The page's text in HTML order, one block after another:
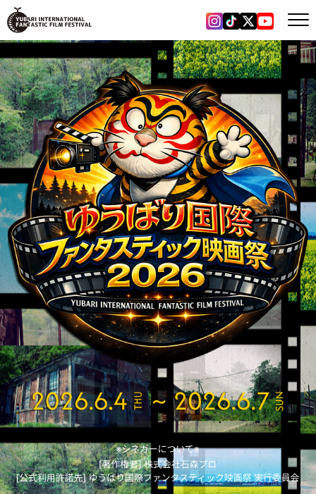
Instagram
Tiktok
X
ゆうばり国際ファ
2026.6.4(THU)～